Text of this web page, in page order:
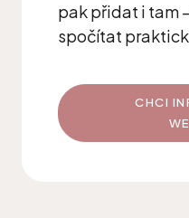
pak přidat i tam
spočítat
CHCI